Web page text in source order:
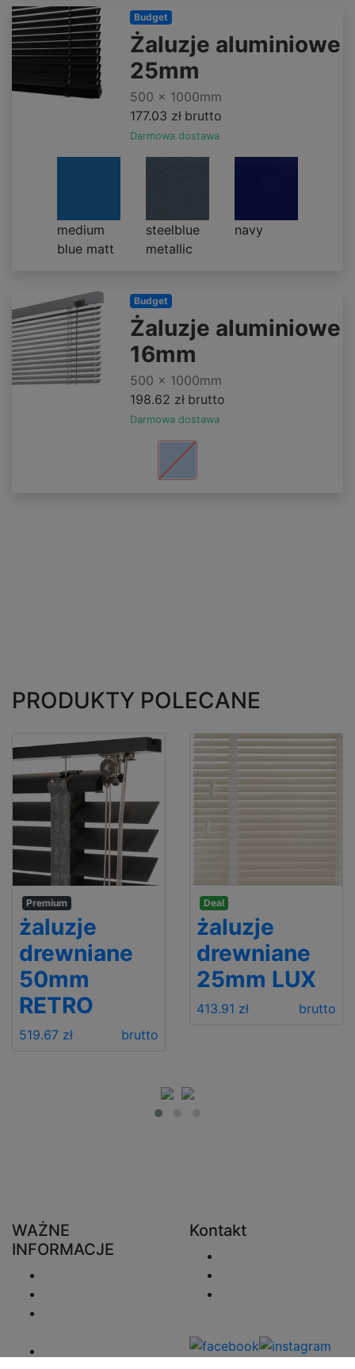
Budget
Żaluzje aluminiowe
25mm
500 x 1000mm
177.03 zł brutto
Darmowa dostawa
medium
blue matt
steelblue
metallic
navy
Budget
Żaluzje aluminiowe
16mm
500 x 1000mm
198.62 zł brutto
Darmowa dostawa
PRODUKTY POLECANE
Premium
żaluzje
drewniane
50mm
RETRO
519.67 zł brutto
Deal
żaluzje
drewniane
25mm LUX
413.91 zł brutto
WAŻNE
INFORMACJE
Kontakt